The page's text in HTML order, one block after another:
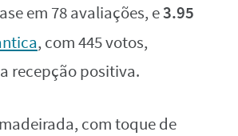
em 78 avaliações, e3.95
, com 445 votos,
recepção positiva.
com toque de